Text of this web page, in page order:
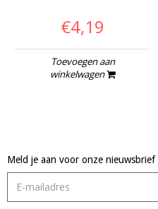
€4,19
Toevoegen aan
winkelwagen
Meld je aan voor onze nieuwsbrief